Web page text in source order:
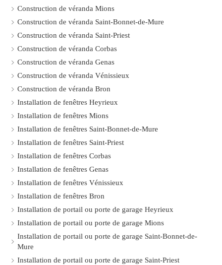
Construction de véranda Mions
Construction de véranda Saint-Bonnet-de-Mure
Construction de véranda Saint-Priest
Construction de véranda Corbas
Construction de véranda Genas
Construction de véranda Vénissieux
Construction de véranda Bron
Installation de fenêtres Heyrieux
Installation de fenêtres Mions
Installation de fenêtres Saint-Bonnet-de-Mure
Installation de fenêtres Saint-Priest
Installation de fenêtres Corbas
Installation de fenêtres Genas
Installation de fenêtres Vénissieux
Installation de fenêtres Bron
Installation de portail ou porte de garage Heyrieux
Installation de portail ou porte de garage Mions
Installation de portail ou porte de garage Saint-Bonnet-de-
Mure
Installation de portail ou porte de garage Saint-Priest